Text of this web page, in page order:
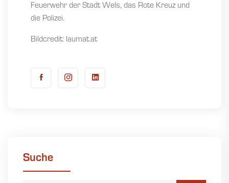
Feuerwehr der Stadt Wels, das Rote Kreuz und
die Polizei.
Bildcredit: laumat.at
Suche